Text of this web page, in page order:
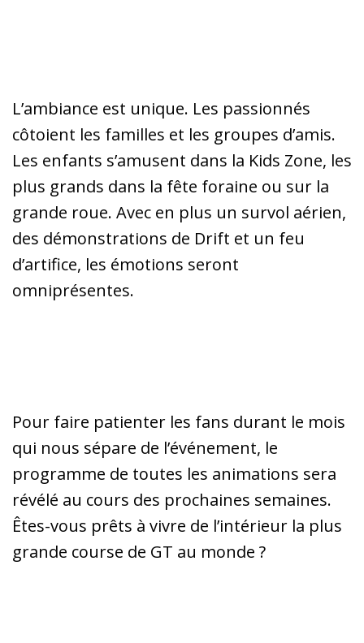
L’ambiance est unique. Les passionnés
côtoient les familles et les groupes d’amis.
Les enfants s’amusent dans la Kids Zone, les
plus grands dans la fête foraine ou sur la
grande roue. Avec en plus un survol aérien,
des démonstrations de Drift et un feu
d’artifice, les émotions seront
omniprésentes.
Pour faire patienter les fans durant le mois
qui nous sépare de l’événement, le
programme de toutes les animations sera
révélé au cours des prochaines semaines.
Êtes-vous prêts à vivre de l’intérieur la plus
grande course de GT au monde ?